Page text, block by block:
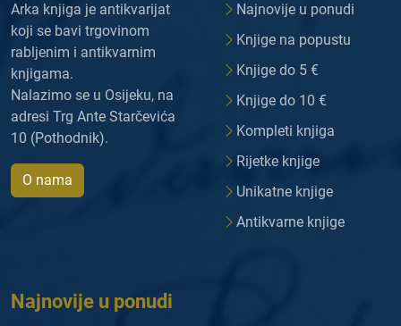
Arka knjiga je antikvarijat
koji se bavi trgovinom
rabljenim i antikvarnim
knjigama.
Nalazimo se u Osijeku, na
adresi Trg Ante Starčevića
10 (Pothodnik).
O nama
Najnovije u ponudi
Knjige na popustu
Knjige do 5 €
Knjige do 10 €
Kompleti knjiga
Rijetke knjige
Unikatne knjige
Antikvarne knjige
Najnovije u ponudi